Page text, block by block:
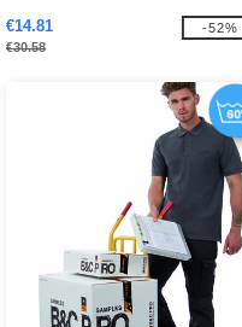
€14.81
€30.58
-52%